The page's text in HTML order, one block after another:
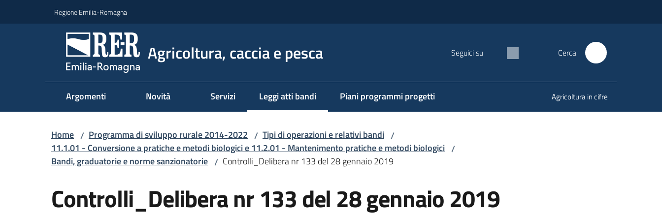
Regione Emilia-Romagna
Agricoltura, caccia e pesca Seguici su Cerca
Argomenti Novità Servizi Leggi atti bandi
Menu selezionato Piani programmi progetti Agricoltura in cifre
Home / Programma di sviluppo rurale 2014-2022 / Tipi di operazioni e relativi bandi /
11.1.01 - Conversione a pratiche e metodi biologici e 11.2.01 - Mantenimento pratiche e metodi biologici /
Bandi, graduatorie e norme sanzionatorie / Controlli_Delibera nr 133 del 28 gennaio 2019
Controlli_Delibera nr 133 del 28 gennaio 2019